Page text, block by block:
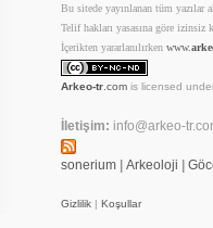
Bu sitede yayınlanan tüm yazılar
Telif hakları yasasına göre izinsiz
İçerikten yararlanılırken www.
Arkeo-tr.comis licensed
İletişim: info@arkeo-
sonerium Arkeoloji
Gizlilik| Koşullar